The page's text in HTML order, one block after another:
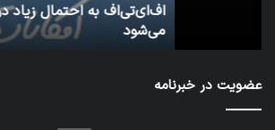
اف‌ای‌تی‌اف به احتمال زیاد در مجمع
عضویت در خبرنامه